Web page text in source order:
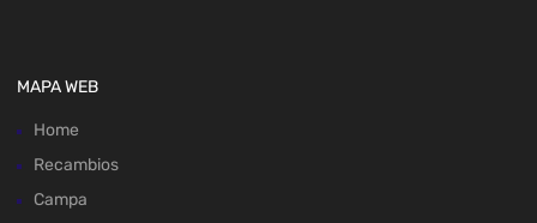
MAPA WEB
Home
Recambios
Campa